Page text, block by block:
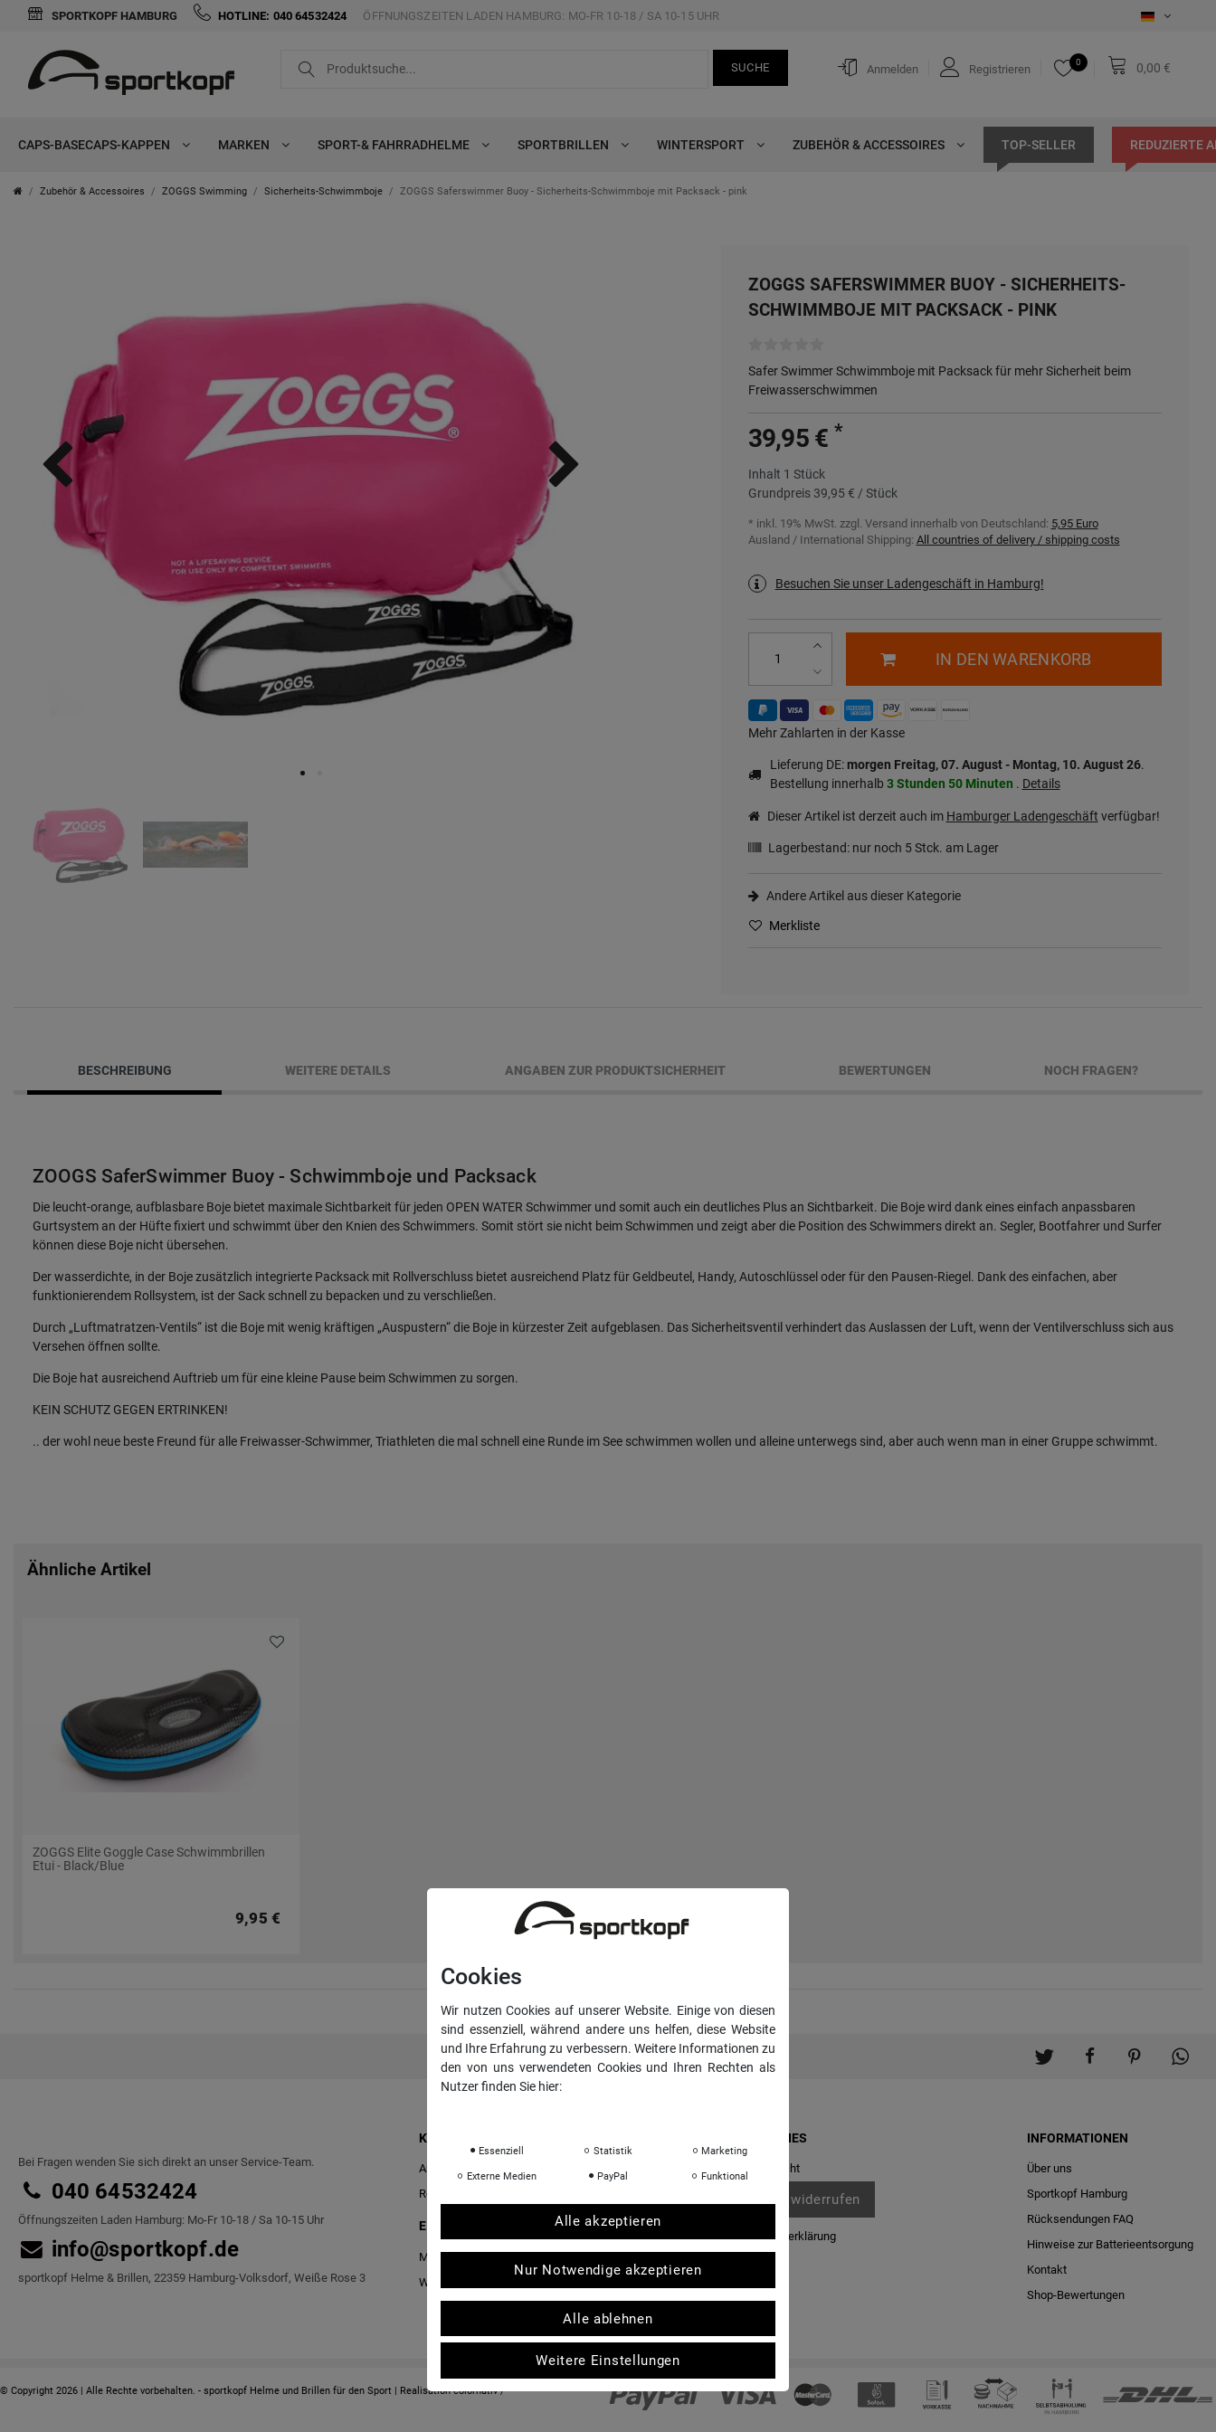
SPORTKOPF HAMBURG HOTLINE: 040 64532424 ÖFFNUNGSZEITEN LADEN HAMBURG: MO-FR 10-18 / SA 10-15 UHR
SUCHE Anmelden Registrieren
0 0,00 €
CAPS-BASECAPS-KAPPEN MARKEN SPORT-& FAHRRADHELME SPORTBRILLEN WINTERSPORT ZUBEHÖR & ACCESSOIRES TOP-SELLER REDUZIERTE
Zubehör & Accessoires ZOGGS Swimming Sicherheits-Schwimmboje ZOGGS Saferswimmer Buoy - Sicherheits-Schwimmboje mit Packsack - pink
ZOGGS SAFERSWIMMER BUOY - SICHERHEITS-
SCHWIMMBOJE MIT PACKSACK - PINK
Safer Swimmer Schwimmboje mit Packsack für mehr Sicherheit beim
Freiwasserschwimmen
39,95 € *
Inhalt 1 Stück
Grundpreis 39,95 € / Stück
* inkl. 19% MwSt. zzgl. Versand innerhalb von Deutschland: 5,95 Euro
Ausland / International Shipping: All countries of delivery / shipping costs
Besuchen Sie unser Ladengeschäft in Hamburg!
IN DEN WARENKORB
Mehr Zahlarten in der Kasse
Lieferung DE:morgen Freitag, 07. August- Montag, 10. August 26.
Bestellung innerhalb 3 Stunden 50 Minuten . Details
Dieser Artikel ist derzeit auch im Hamburger Ladengeschäft verfügbar!
Lagerbestand: nur noch 5Stck. am Lager
Andere Artikel aus dieser Kategorie
Merkliste
BESCHREIBUNG WEITERE DETAILS ANGABEN ZUR PRODUKTSICHERHEIT BEWERTUNGEN NOCH FRAGEN?
ZOOGS SaferSwimmer Buoy - Schwimmboje und Packsack
Die leucht-orange, aufblasbare Boje bietet maximale Sichtbarkeit für jeden OPEN WATER Schwimmer und somit auch ein deutliches Plus an Sichtbarkeit. Die Boje wird dank eines einfach anpassbaren
Gurtsystem an der Hüfte fixiert und schwimmt über den Knien des Schwimmers. Somit stört sie nicht beim Schwimmen und zeigt aber die Position des Schwimmers direkt an. Segler, Bootfahrer und Surfer
können diese Boje nicht übersehen.
Der wasserdichte, in der Boje zusätzlich integrierte Packsack mit Rollverschluss bietet ausreichend Platz für Geldbeutel, Handy, Autoschlüssel oder für den Pausen-Riegel. Dank des einfachen, aber
funktionierendem Rollsystem, ist der Sack schnell zu bepacken und zu verschließen.
Durch „Luftmatratzen-Ventils“ ist die Boje mit wenig kräftigen „Auspustern“ die Boje in kürzester Zeit aufgeblasen. Das Sicherheitsventil verhindert das Auslassen der Luft, wenn der Ventilverschluss sich aus
Versehen öffnen sollte.
Die Boje hat ausreichend Auftrieb um für eine kleine Pause beim Schwimmen zu sorgen.
KEIN SCHUTZ GEGEN ERTRINKEN!
.. der wohl neue beste Freund für alle Freiwasser-Schwimmer, Triathleten die mal schnell eine Runde im See schwimmen wollen und alleine unterwegs sind, aber auch wenn man in einer Gruppe schwimmt.
Ähnliche Artikel
ZOGGS Elite Goggle Case Schwimmbrillen
Etui - Black/Blue
9,95 €
Bei Fragen wenden Sie sich direkt an unser Service-Team.
040 64532424
Öffnungszeiten Laden Hamburg: Mo-Fr 10-18 / Sa 10-15 Uhr
info@sportkopf.de
sportkopf Helme & Brillen, 22359 Hamburg-Volksdorf, Weiße Rose 3
KONTO & ANMELDUNG
Anmelden
Registrieren
EINKAUFEN
Merkliste
Warenkorb
RECHTLICHES
Widerrufs­recht
Vertrag widerrufen
Daten­schutz­erklärung
Impressum
INFORMATIONEN
Über uns
Sportkopf Hamburg
Rücksendungen FAQ
Hinweise zur Batterieentsorgung
Kontakt
Shop-Bewertungen
© Copyright 2026 | Alle Rechte vorbehalten. - sportkopf Helme und Brillen für den Sport | Realisationcolornativ /
Cookies
Wir nutzen Cookies auf unserer Website. Einige von diesen
sind essenziell, während andere uns helfen, diese Website
und Ihre Erfahrung zu verbessern. Weitere Informationen zu
den von uns verwendeten Cookies und Ihren Rechten als
Nutzer finden Sie hier:
Essenziell Statistik Marketing
Externe Medien PayPal Funktional
Alle akzeptieren
Nur Notwendige akzeptieren
Alle ablehnen
Weitere Einstellungen